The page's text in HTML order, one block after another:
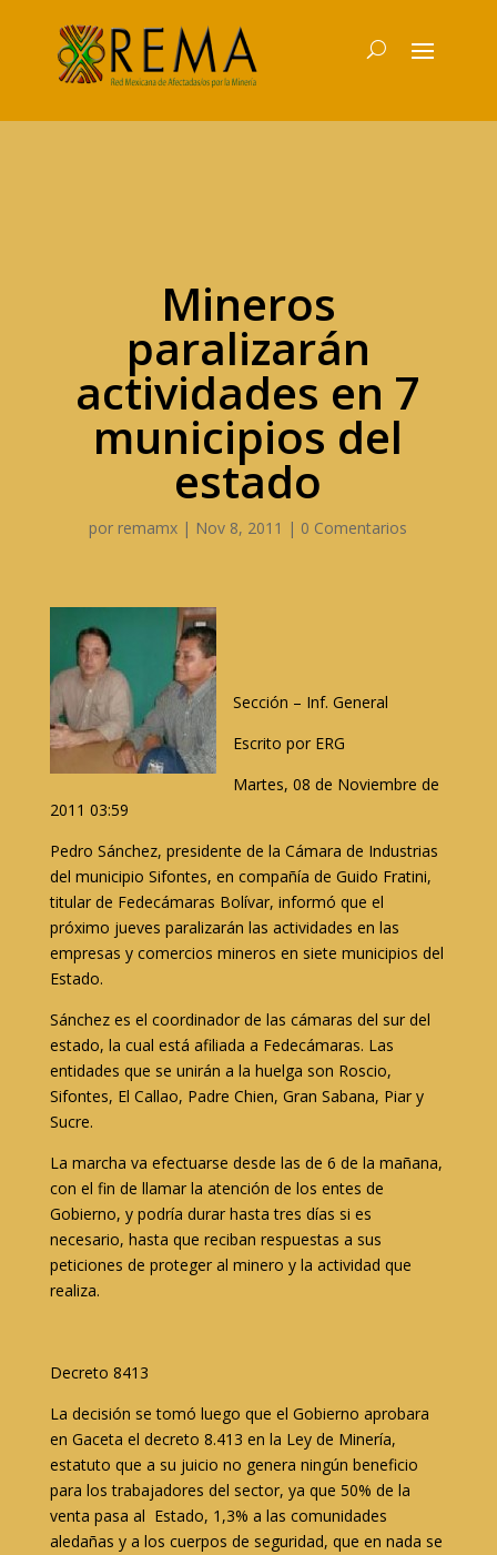
Mineros
paralizarán
actividades en 7
municipios del
estado
por remamx | Nov 8, 2011 | 0 Comentarios
Sección – Inf. General
Escrito por ERG
Martes, 08 de Noviembre de
2011 03:59
Pedro Sánchez, presidente de la Cámara de Industrias
del municipio Sifontes, en compañía de Guido Fratini,
titular de Fedecámaras Bolívar, informó que el
próximo jueves paralizarán las actividades en las
empresas y comercios mineros en siete municipios del
Estado.
Sánchez es el coordinador de las cámaras del sur del
estado, la cual está afiliada a Fedecámaras. Las
entidades que se unirán a la huelga son Roscio,
Sifontes, El Callao, Padre Chien, Gran Sabana, Piar y
Sucre.
La marcha va efectuarse desde las de 6 de la mañana,
con el fin de llamar la atención de los entes de
Gobierno, y podría durar hasta tres días si es
necesario, hasta que reciban respuestas a sus
peticiones de proteger al minero y la actividad que
realiza.
Decreto 8413
La decisión se tomó luego que el Gobierno aprobara
en Gaceta el decreto 8.413 en la Ley de Minería,
estatuto que a su juicio no genera ningún beneficio
para los trabajadores del sector, ya que 50% de la
venta pasa al Estado, 1,3% a las comunidades
aledañas y a los cuerpos de seguridad, que en nada se